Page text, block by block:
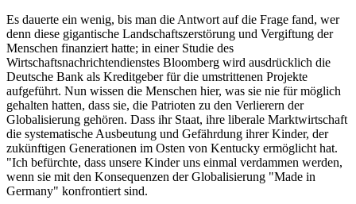
Es dauerte ein wenig, bis man die Antwort auf die Frage fand, wer
denn diese gigantische Landschaftszerstörung und Vergiftung der
Menschen finanziert hatte; in einer Studie des
Wirtschaftsnachrichtendienstes Bloomberg wird ausdrücklich die
Deutsche Bank als Kreditgeber für die umstrittenen Projekte
aufgeführt. Nun wissen die Menschen hier, was sie nie für möglich
gehalten hatten, dass sie, die Patrioten zu den Verlierern der
Globalisierung gehören. Dass ihr Staat, ihre liberale Marktwirtschaft
die systematische Ausbeutung und Gefährdung ihrer Kinder, der
zukünftigen Generationen im Osten von Kentucky ermöglicht hat.
"Ich befürchte, dass unsere Kinder uns einmal verdammen werden,
wenn sie mit den Konsequenzen der Globalisierung "Made in
Germany" konfrontiert sind.